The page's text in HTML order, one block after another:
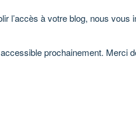
l’accès à votre blog, nous vous
prochainement. Merci